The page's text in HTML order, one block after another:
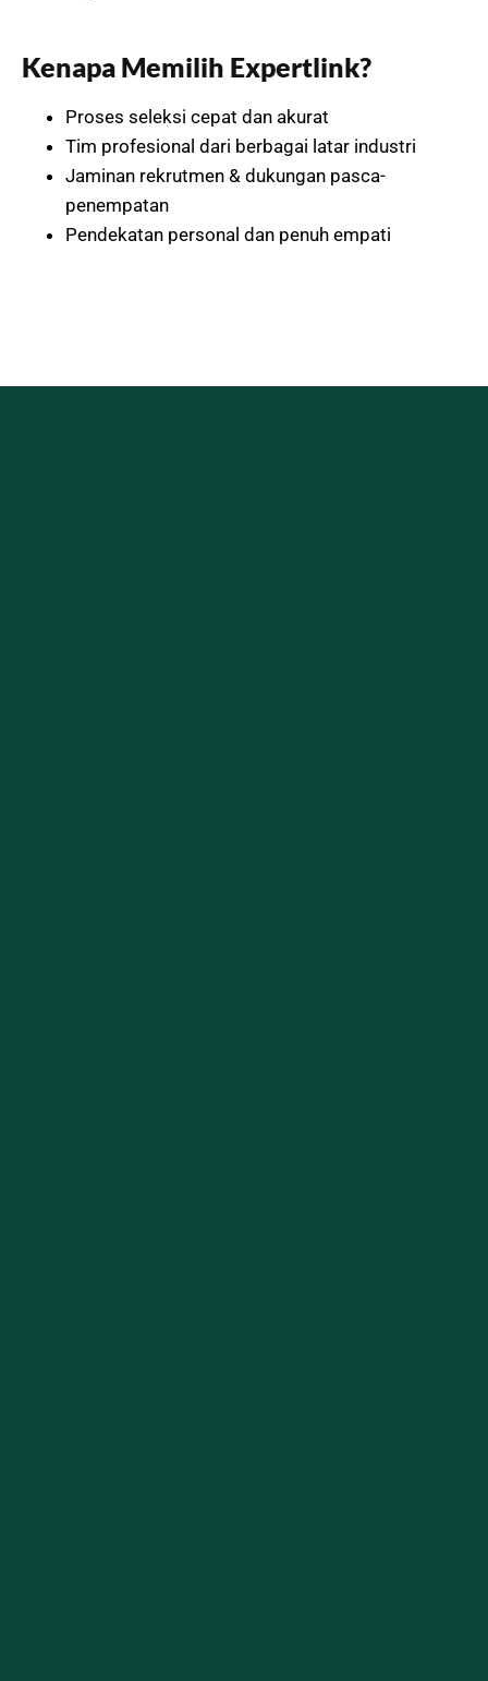
Kenapa Memilih Expertlink?
Proses seleksi cepat dan akurat
Tim profesional dari berbagai latar industri
Jaminan rekrutmen & dukungan pasca-
penempatan
Pendekatan personal dan penuh empati